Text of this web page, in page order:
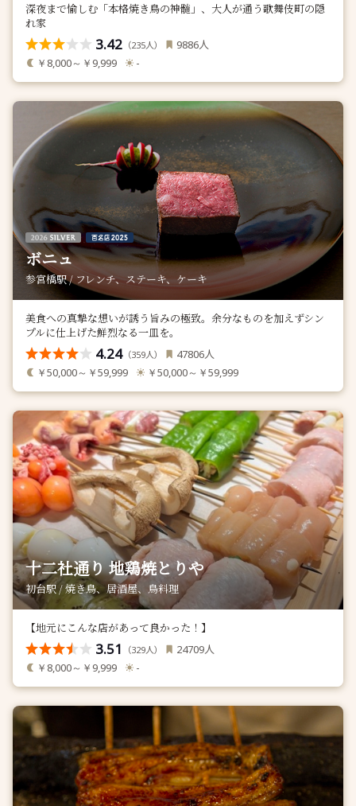
深夜まで愉しむ「本格焼き鳥の神髄」、大人が通う歌舞伎町の隠
れ家
3.42 （235人） 9886人
￥8,000～￥9,999 -
ボニュ
参宮橋駅 / フレンチ、ステーキ、ケーキ
美食への真摯な想いが誘う旨みの極致。余分なものを加えずシン
プルに仕上げた鮮烈なる一皿を。
4.24（359人） 47806人
￥50,000～￥59,999 ￥50,000～￥59,999
十二社通り 地鶏焼とりや
初台駅 / 焼き鳥、居酒屋、鳥料理
【地元にこんな店があって良かった！】
3.51 （329人） 24709人
￥8,000～￥9,999 -